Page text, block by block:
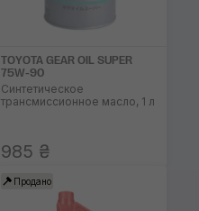
TOYOTA GEAR OIL SUPER
75W-90
Синтетическое
трансмиссионное масло, 1 л
985 ₴
Продано